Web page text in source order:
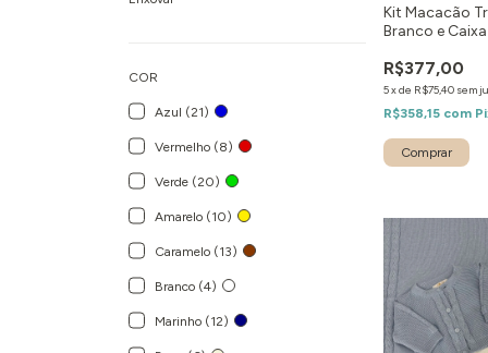
COR
Azul (21)
Vermelho (8)
Verde (20)
Amarelo (10)
Caramelo (13)
Branco (4)
Marinho (12)
Kit Macacão
Branco e
R$377,00
5xde R$75,40 sem
R$358,15 com
Comprar